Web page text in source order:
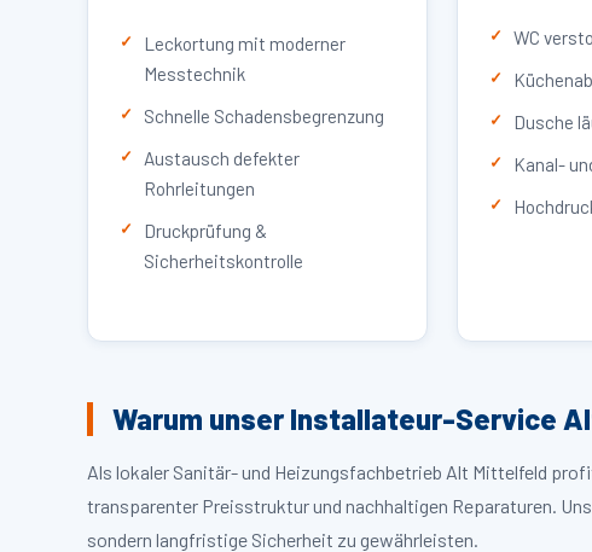
Leckortung mit moderner
Messtechnik
Schnelle Schadensbegrenzung
Austausch defekter
Rohrleitungen
Druckprüfung &
Sicherheitskontrolle
WC
Dusche
Kanal-
Warum unser Installateur-Service
Als lokaler Sanitär- und Heizungsfachbetrieb Alt Mittelfeld
transparenter Preisstruktur und nachhaltigen Reparaturen.
sondern langfristige Sicherheit zu gewährleisten.